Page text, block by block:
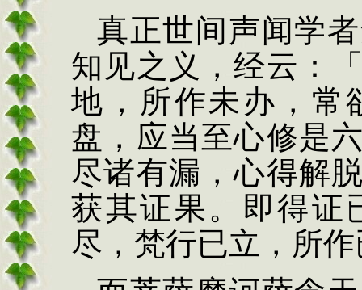
真正世间声闻学
知见之义，经云：
地，所作未办，常
盘，应当至心修是
尽诸有漏，心得解
获其证果。即得证
尽，梵行已立，所